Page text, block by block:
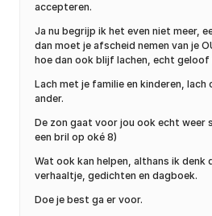
accepteren.
Ja nu begrijp ik het even niet meer,
dan moet je afscheid nemen van je
hoe dan ook blijf lachen, echt geloof
Lach met je familie en kinderen, lach
ander.
De zon gaat voor jou ook echt weer
een bril op oké 8)
Wat ook kan helpen, althans ik
verhaaltje, gedichten en dagboek.
Doe je best ga er voor.